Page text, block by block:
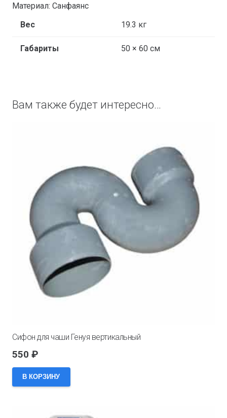
Материал: Санфаянс
Вес
19.3 кг
Габариты 50 × 60 см
Вам также будет интересно…
Сифон для чаши Генуя вертикальный
550 ₽
В КОРЗИНУ